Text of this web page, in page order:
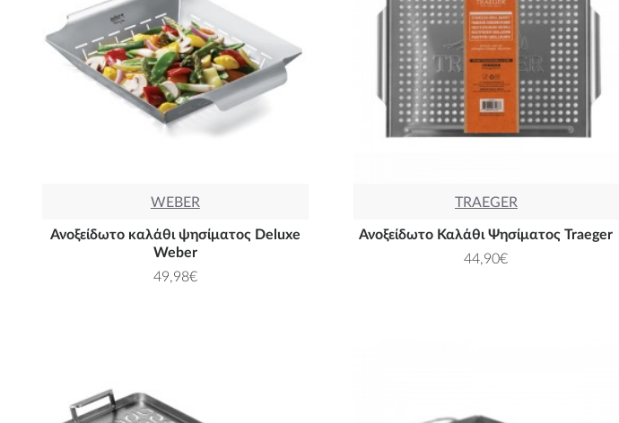
WEBER
Ανοξείδωτο καλάθι ψησίματος Deluxe
Weber
49,98€
TRAEGER
Ανοξείδωτο Καλάθι Ψησίματος Traeger
44,90€